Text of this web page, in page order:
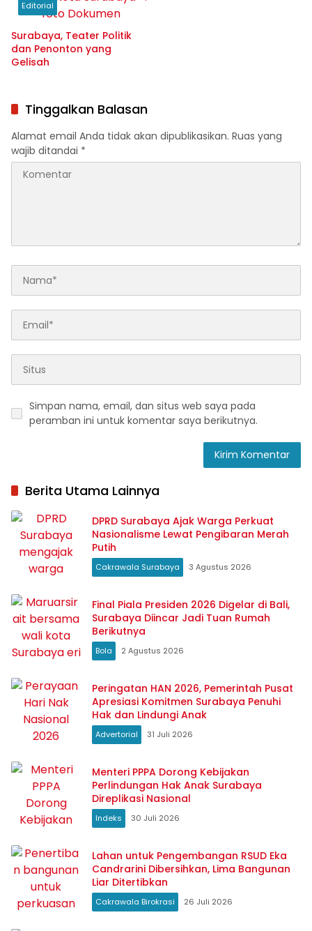
Editorial
Surabaya, Teater Politik
dan Penonton yang
Gelisah
Tinggalkan Balasan
Alamat email Anda tidak akan dipublikasikan. Ruas yang
wajib ditandai *
Simpan nama, email, dan situs web saya pada
peramban ini untuk komentar saya berikutnya.
Berita Utama Lainnya
DPRD Surabaya Ajak Warga Perkuat
Nasionalisme Lewat Pengibaran Merah
Putih
Cakrawala Surabaya 3 Agustus 2026
Final Piala Presiden 2026 Digelar di Bali,
Surabaya Diincar Jadi Tuan Rumah
Berikutnya
Bola 2 Agustus 2026
Peringatan HAN 2026, Pemerintah Pusat
Apresiasi Komitmen Surabaya Penuhi
Hak dan Lindungi Anak
Advertorial 31 Juli 2026
Menteri PPPA Dorong Kebijakan
Perlindungan Hak Anak Surabaya
Direplikasi Nasional
Indeks 30 Juli 2026
Lahan untuk Pengembangan RSUD Eka
Candrarini Dibersihkan, Lima Bangunan
Liar Ditertibkan
Cakrawala Birokrasi 26 Juli 2026